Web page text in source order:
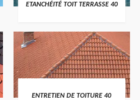
ETANCHÉITÉ TOIT TERRASSE 40
ENTRETIEN DE TOITURE 40